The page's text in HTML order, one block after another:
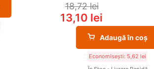
18,72lei
13,10 lei
Adaugă în coș
Economisești: 5,62 lei